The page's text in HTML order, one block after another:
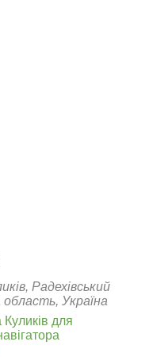
Радехівський
область, Україна
для